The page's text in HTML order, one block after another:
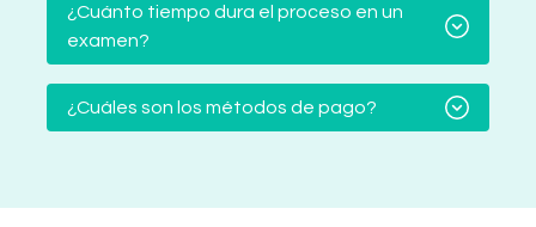
¿Cuánto tiempo dura el proceso en un
examen?
¿Cuáles son los métodos de pago?